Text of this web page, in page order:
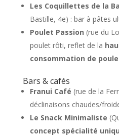
Les Coquillettes de la
Bastille, 4e) : bar à pâtes
Poulet Passion (rue du
poulet rôti, reflet de la
consommation de
Bars & cafés
Franui Café (rue de la
déclinaisons chaudes/
Le Snack Minimaliste
concept spécialité